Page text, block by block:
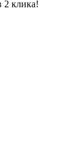
2 клика!